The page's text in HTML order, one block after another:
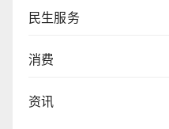
民生服务
消费
资讯